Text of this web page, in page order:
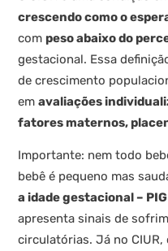
crescendo como o
com peso abaixo do
gestacional. Essa
de crescimento
emavaliações
fatores maternos,
Importante: nem todo
bebê é pequeno mas
a idade gestacional –
apresenta sinais de
circulatórias. Já no CIUR,